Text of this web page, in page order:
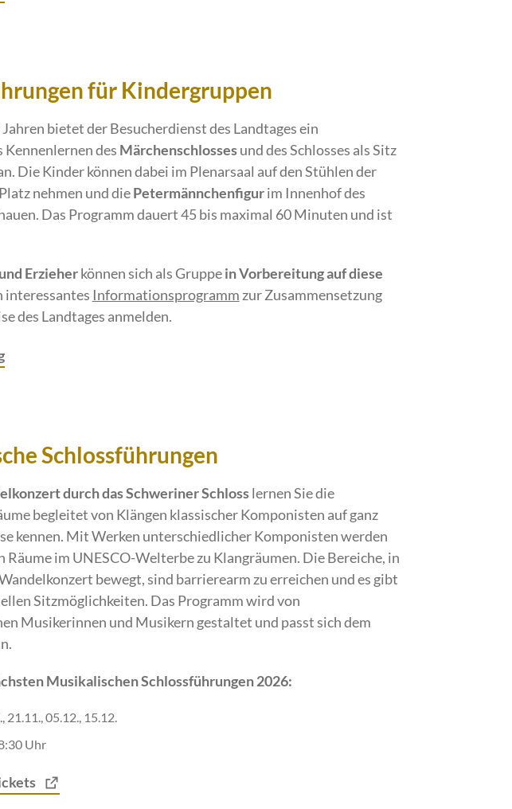
für Kindergruppen
bietet der Besucherdienst des Landtages ein
des Märchenschlossesund des Schlosses als Sitz
Die Kinder können dabei im Plenarsaal auf den Stühlen der
nehmen und diePetermännchenfigurim Innenhof des
Das Programm dauert 45 bis maximal 60 Minuten und ist
Erzieherkönnen sich als Gruppein Vorbereitungauf diese
interessantes Informationsprogramm zur Zusammensetzung
des Landtages anmelden.
Schlossführungen
durch das Schweriner Schlosslernen Sie die
begleitet von Klängen klassischer Komponisten auf ganz
kennen. Mit Werken unterschiedlicher Komponisten werden
Räume im UNESCO-Welterbe zu Klangräumen. Die Bereiche, in
bewegt, sind barrierearm zu erreichen und es gibt
Sitzmöglichkeiten. Das Programm wird von
Musikerinnen und Musikern gestaltet und passt sich dem
Musikalischen Schlossführungen 2026:
21.11., 05.12., 15.12.
Uhr